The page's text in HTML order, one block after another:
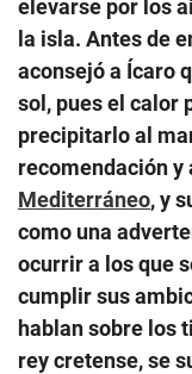
elevarse por los
la isla. Antes de
aconsejó a Ícaro
sol, pues el calor
precipitarlo al
recomendación y
Mediterráneo, y
como una
ocurrir a los que
cumplir sus
hablan sobre los
rey cretense, se